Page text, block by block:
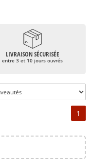
de produire du
Ruinart qui fonda la
le succès de cette
qui connut très vite
des grandes
considérée comme la
bénéficie ainsi d’un
à produire ce vin
les plus utilisés dans les
LIVRAISON SÉCURISÉE
entre 3 et 10 jours ouvrés
1